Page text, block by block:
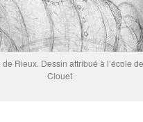
de Rieux. Dessin attribué à l’école de
Clouet